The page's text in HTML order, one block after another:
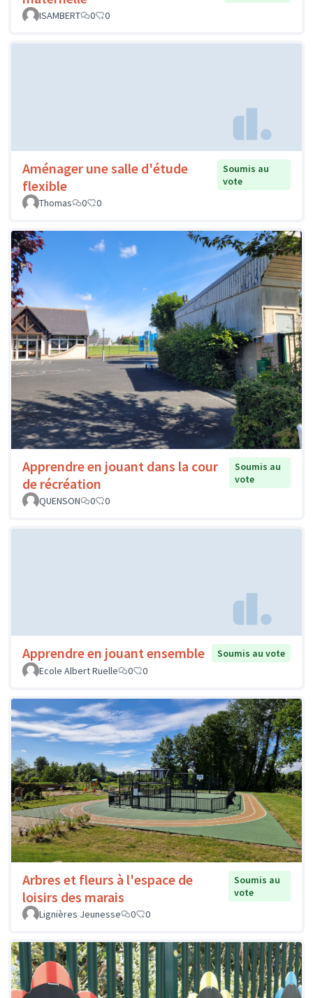
ISAMBERT
0 0
Aménager une salle d'étude
flexible
Soumis au
vote
Thomas
0 0
Apprendre en jouant dans la cour
de récréation
Soumis au
vote
QUENSON
0 0
Apprendre en jouant ensemble
Soumis au vote
Ecole Albert Ruelle
0 0
Arbres et fleurs à l'espace de
loisirs des marais
Soumis au
vote
Lignières Jeunesse
0 0